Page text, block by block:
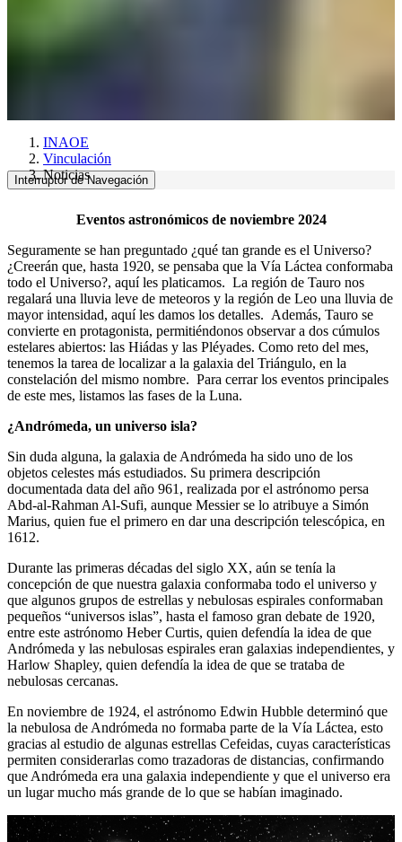
INAOE
Vinculación
Noticias
Interruptor de Navegación
Eventos astronómicos de noviembre 2024
Seguramente se han preguntado ¿qué tan grande es el Universo?
¿Creerán que, hasta 1920, se pensaba que la Vía Láctea conformaba
todo el Universo?, aquí les platicamos. La región de Tauro nos
regalará una lluvia leve de meteoros y la región de Leo una lluvia de
mayor intensidad, aquí les damos los detalles. Además, Tauro se
convierte en protagonista, permitiéndonos observar a dos cúmulos
estelares abiertos: las Hiádas y las Pléyades. Como reto del mes,
tenemos la tarea de localizar a la galaxia del Triángulo, en la
constelación del mismo nombre. Para cerrar los eventos principales
de este mes, listamos las fases de la Luna.
¿Andrómeda, un universo isla?
Sin duda alguna, la galaxia de Andrómeda ha sido uno de los
objetos celestes más estudiados. Su primera descripción
documentada data del año 961, realizada por el astrónomo persa
Abd-al-Rahman Al-Sufi, aunque Messier se lo atribuye a Simón
Marius, quien fue el primero en dar una descripción telescópica, en
1612.
Durante las primeras décadas del siglo XX, aún se tenía la
concepción de que nuestra galaxia conformaba todo el universo y
que algunos grupos de estrellas y nebulosas espirales conformaban
pequeños “universos islas”, hasta el famoso gran debate de 1920,
entre este astrónomo Heber Curtis, quien defendía la idea de que
Andrómeda y las nebulosas espirales eran galaxias independientes, y
Harlow Shapley, quien defendía la idea de que se trataba de
nebulosas cercanas.
En noviembre de 1924, el astrónomo Edwin Hubble determinó que
la nebulosa de Andrómeda no formaba parte de la Vía Láctea, esto
gracias al estudio de algunas estrellas Cefeidas, cuyas características
permiten considerarlas como trazadoras de distancias, confirmando
que Andrómeda era una galaxia independiente y que el universo era
un lugar mucho más grande de lo que se habían imaginado.